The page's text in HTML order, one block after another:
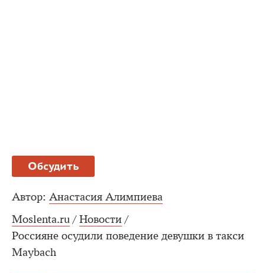
Обсудить
Автор: Анастасия Алимпиева
Moslenta.ru / Новости /
Россияне осудили поведение девушки в такси
Maybach